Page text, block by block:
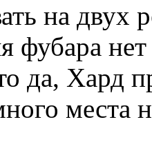
на двух
фубара
да, Хард
места